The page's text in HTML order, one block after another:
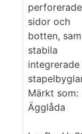
perforerade
sidor och
botten,
stabila
integrerade
Märkt som:
Ägglåda